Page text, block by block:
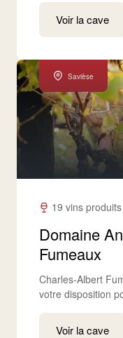
Voir la cave
Savièse
19 vins
Domaine
Fumeaux
Charles-Albert
votre disposition
Voir la cave